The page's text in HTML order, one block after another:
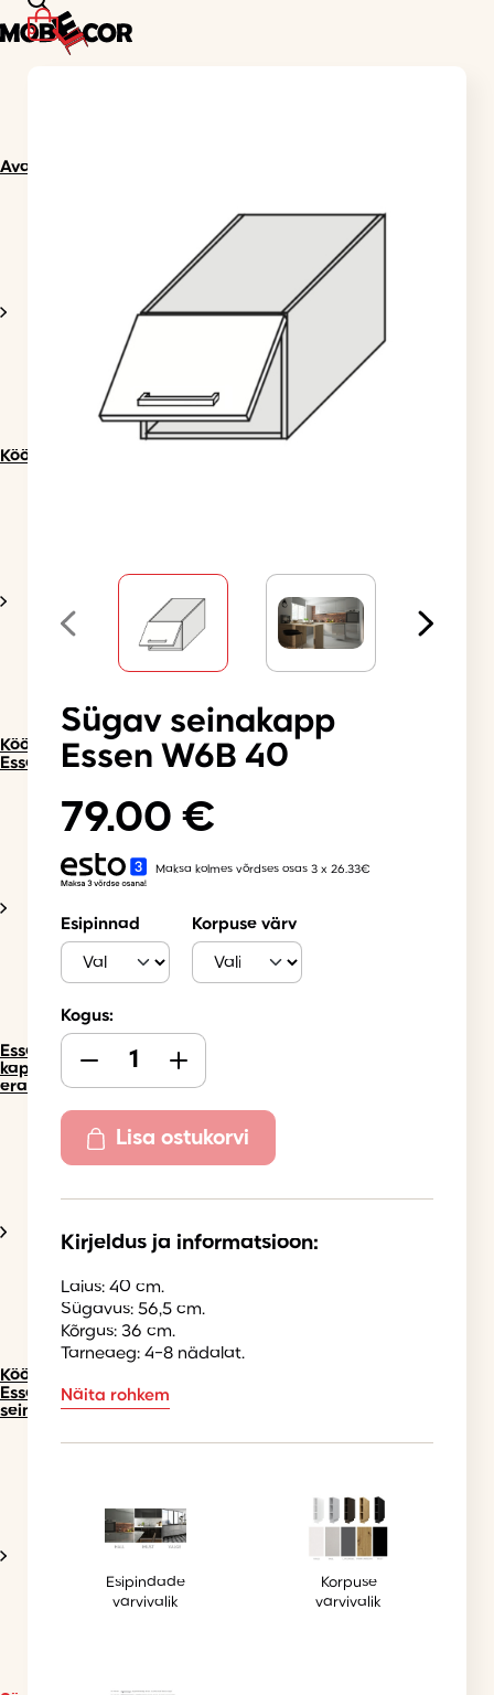
0
Avaleht
Köögimööbel
Köögimööbel
Essen
Essen
kapid
eraldi
Köögimööbel
Essen
seinakapid
Sügav seinakapp
Essen W6B 40
79.00 €
Maksa kolmes võrdses osas 3 x 26.33€
Esipinnad Korpuse värv
Kogus:
Lisa ostukorvi
Kirjeldus ja informatsioon:
Laius: 40 cm.
Sügavus: 56,5 cm.
Kõrgus: 36 cm.
Tarneaeg: 4-8 nädalat.
Näita rohkem
Esipindade
värvivalik
Korpuse
värvivalik